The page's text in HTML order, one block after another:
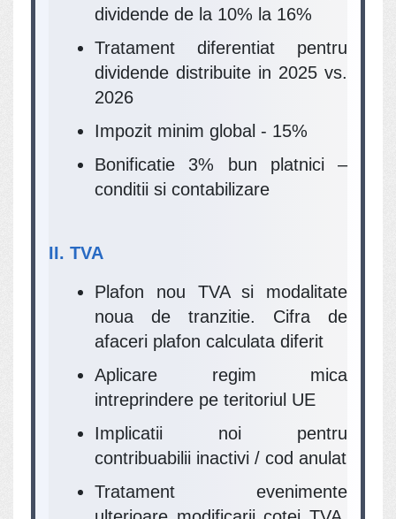
dividende de la 10% la 16%
Tratament diferentiat pentru
dividende distribuite in 2025 vs.
2026
Impozit minim global - 15%
Bonificatie 3% bun platnici –
conditii si contabilizare
II. TVA
Plafon nou TVA si modalitate
noua de tranzitie. Cifra de
afaceri plafon calculata diferit
Aplicare regim mica
intreprindere pe teritoriul UE
Implicatii noi pentru
contribuabilii inactivi / cod anulat
Tratament evenimente